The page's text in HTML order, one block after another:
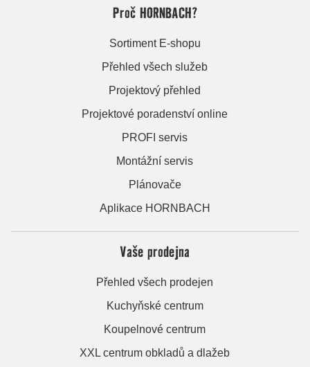
Proč HORNBACH?
Sortiment E-shopu
Přehled všech služeb
Projektový přehled
Projektové poradenství online
PROFI servis
Montážní servis
Plánovače
Aplikace HORNBACH
Vaše prodejna
Přehled všech prodejen
Kuchyňské centrum
Koupelnové centrum
XXL centrum obkladů a dlažeb